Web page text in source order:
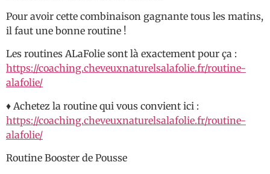
Pour avoir cette combinaison gagnante tous les matins,
il faut une bonne routine !
Les routines ALaFolie sont là exactement pour ça :
https://coaching.cheveuxnaturelsalafolie.fr/routine-
alafolie/
♦️ Achetez la routine qui vous convient ici :
https://coaching.cheveuxnaturelsalafolie.fr/routine-
alafolie/
Routine Booster de Pousse